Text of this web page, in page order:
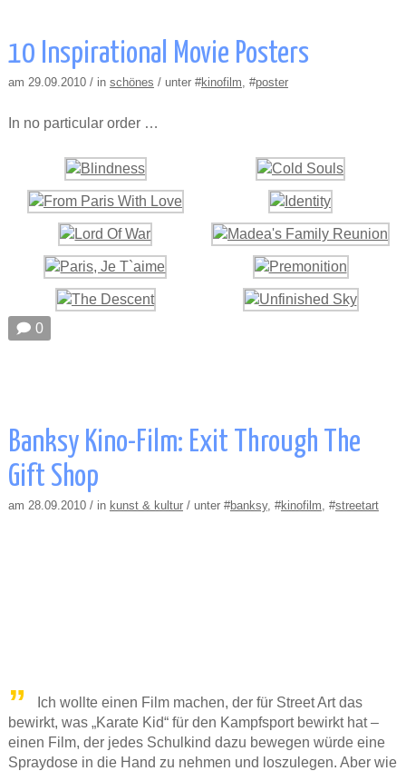
10 Inspirational Movie Posters
am 29.09.2010 / in schönes / unter #kinofilm, #poster
In no particular order …
🗩 0
Banksy Kino-Film: Exit Through The
Gift Shop
am 28.09.2010 / in kunst & kultur/ unter #banksy, #kinofilm, #streetart
Ich wollte einen Film machen, der für Street Art das
bewirkt, was „Karate Kid“ für den Kampfsport bewirkt hat –
einen Film, der jedes Schulkind dazu bewegen würde eine
Spraydose in die Hand zu nehmen und loszulegen. Aber wie